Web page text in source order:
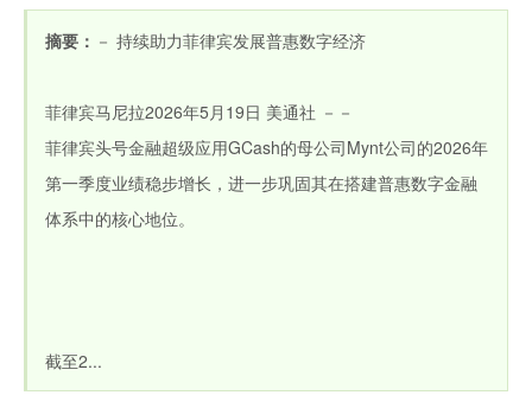
摘要： － 持续助力菲律宾发展普惠数字经济
菲律宾马尼拉2026年5月19日 美通社 －－
菲律宾头号金融超级应用GCash的母公司Mynt公司的2026年
第一季度业绩稳步增长，进一步巩固其在搭建普惠数字金融
体系中的核心地位。
截至2...